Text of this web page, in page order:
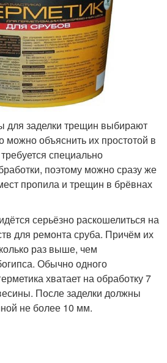
для заделки трещин выбирают
можно объяснить их простотой в
специально
поэтому можно сразу же
пропила и трещин в брёвнах
серьёзно раскошелиться на
для ремонта сруба. Причём их
раз выше, чем
Обычно одного
хватает на обработку 7
После заделки должны
не более 10 мм.